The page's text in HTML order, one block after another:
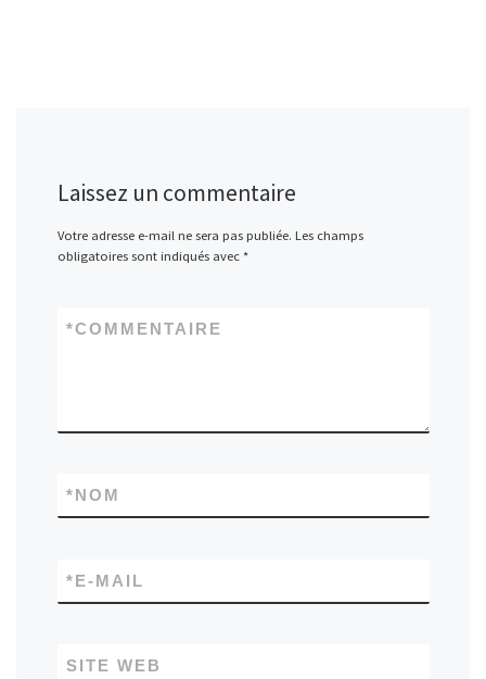
Laissez un commentaire
Votre adresse e-mail ne sera pas publiée. Les champs
obligatoires sont indiqués avec *
COMMENTAIRE
*
NOM
*
E-MAIL
*
SITE WEB